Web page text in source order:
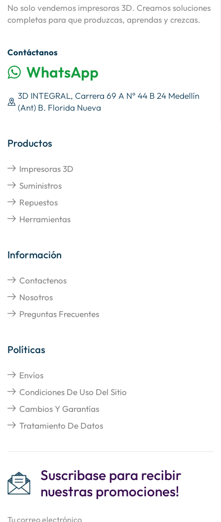
No solo vendemos impresoras 3D. Creamos soluciones
completas para que produzcas, aprendas y crezcas.
Contáctanos
WhatsApp
3D INTEGRAL, Carrera 69 A N° 44 B 24 Medellín
(Ant) B. Florida Nueva
Productos
Impresoras 3D
Suministros
Repuestos
Herramientas
Información
Contactenos
Nosotros
Preguntas Frecuentes
Políticas
Envíos
Condiciones De Uso Del Sitio
Cambios Y Garantías
Tratamiento De Datos
Suscribase para recibir
nuestras promociones!
Tu correo electrónico